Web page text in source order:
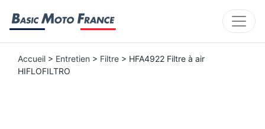
Accueil > Entretien > Filtre > HFA4922 Filtre à air
HIFLOFILTRO